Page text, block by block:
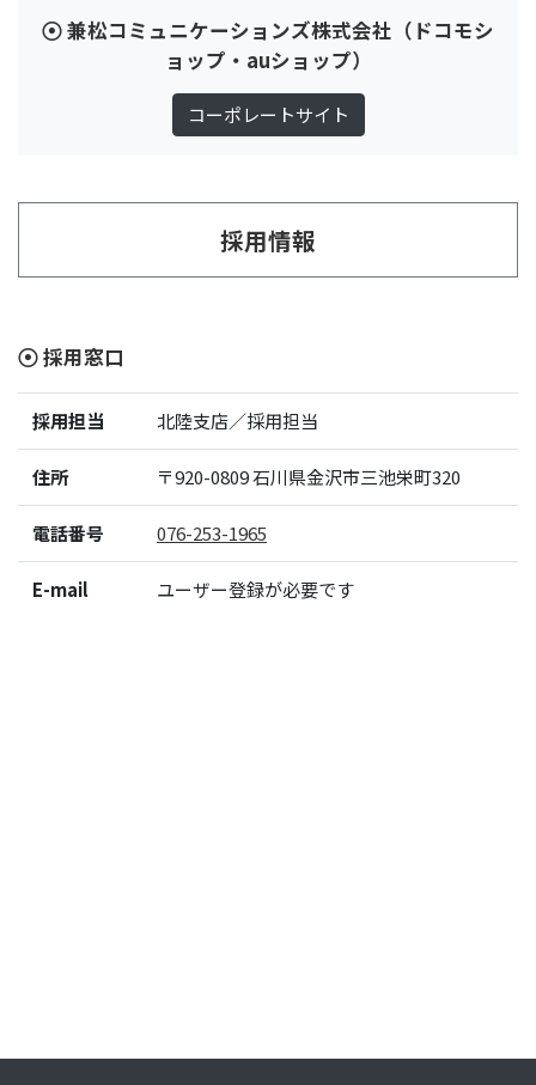
兼松コミュニケーションズ株式会社（ドコモシ
ョップ・auショップ）
コーポレートサイト
採用情報
採用窓口
採用担当 北陸支店／採用担当
住所 〒920-0809石川県金沢市三池栄町320
電話番号 076-253-1965
E-mail ユーザー登録が必要です